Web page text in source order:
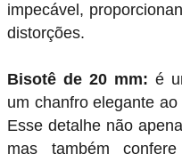
impecável,
distorções.
Bisotê de 20 mm: é
um chanfro elegante
Esse detalhe não
mas também